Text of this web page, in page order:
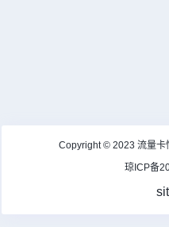
Copyright © 2023 流量卡
琼ICP备